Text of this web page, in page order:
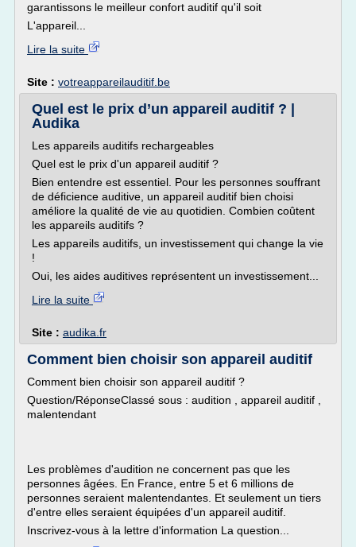
garantissons le meilleur confort auditif qu'il soit
L'appareil...
Lire la suite
Site : votreappareilauditif.be
Quel est le prix d’un appareil auditif ? |
Audika
Les appareils auditifs rechargeables
Quel est le prix d'un appareil auditif ?
Bien entendre est essentiel. Pour les personnes souffrant
de déficience auditive, un appareil auditif bien choisi
améliore la qualité de vie au quotidien. Combien coûtent
les appareils auditifs ?
Les appareils auditifs, un investissement qui change la vie
!
Oui, les aides auditives représentent un investissement...
Lire la suite
Site : audika.fr
Comment bien choisir son appareil auditif
Comment bien choisir son appareil auditif ?
Question/RéponseClassé sous : audition , appareil auditif ,
malentendant
Les problèmes d'audition ne concernent pas que les
personnes âgées. En France, entre 5 et 6 millions de
personnes seraient malentendantes. Et seulement un tiers
d'entre elles seraient équipées d'un appareil auditif.
Inscrivez-vous à la lettre d'information La question...